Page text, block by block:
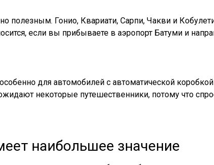
полезным. Гонио, Квариати, Сарпи, Чакви и
если вы прибываете в аэропорт Батуми и
для автомобилей с автоматической
некоторые путешественники, потому что
наибольшее значение